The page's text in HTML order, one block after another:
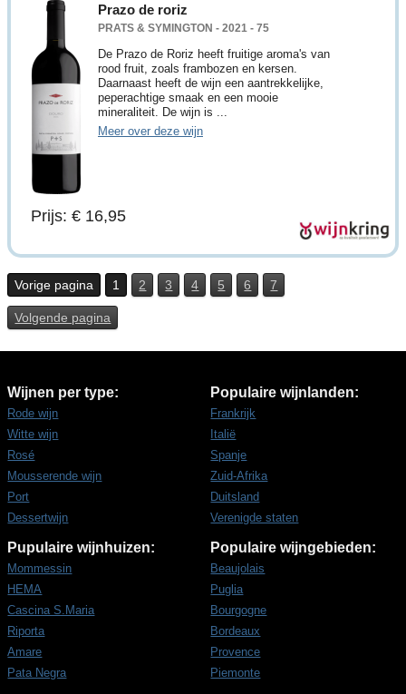
Prazo de roriz
PRATS & SYMINGTON - 2021 - 75
De Prazo de Roriz heeft fruitige aroma's van
rood fruit, zoals frambozen en kersen.
Daarnaast heeft de wijn een aantrekkelijke,
peperachtige smaak en een mooie
mineraliteit. De wijn is ...
Meer over deze wijn
Prijs: € 16,95
Vorige pagina 1 2 3 4 5 6 7
Volgende pagina
Wijnen per type:
Rode wijn
Witte wijn
Rosé
Mousserende wijn
Port
Dessertwijn
Populaire wijnlanden:
Frankrijk
Italië
Spanje
Zuid-Afrika
Duitsland
Verenigde staten
Pupulaire wijnhuizen:
Mommessin
HEMA
Cascina S.Maria
Riporta
Amare
Pata Negra
Populaire wijngebieden:
Beaujolais
Puglia
Bourgogne
Bordeaux
Provence
Piemonte